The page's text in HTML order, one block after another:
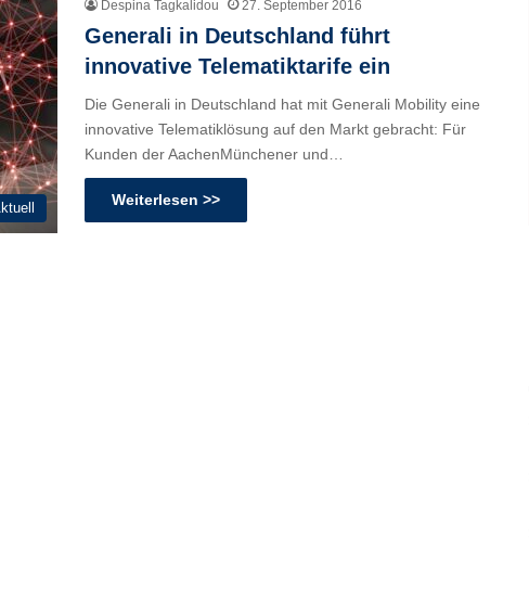
Despina Tagkalidou 27. September 2016
Generali in Deutschland führt
innovative Telematiktarife ein
Die Generali in Deutschland hat mit Generali Mobility eine
innovative Telematiklösung auf den Markt gebracht: Für
Kunden der AachenMünchener und…
Weiterlesen >>